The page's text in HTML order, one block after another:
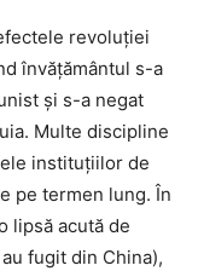
revoluției
învățământul s-a
și s-a negat
Multe discipline
instituțiilor de
pe termen lung. În
lipsă acută de
fugit din China),